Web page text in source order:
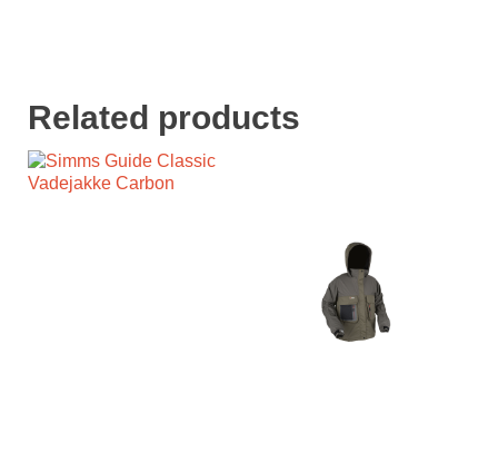
Related products